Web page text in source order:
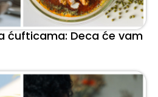
ćufticama: Deca će vam